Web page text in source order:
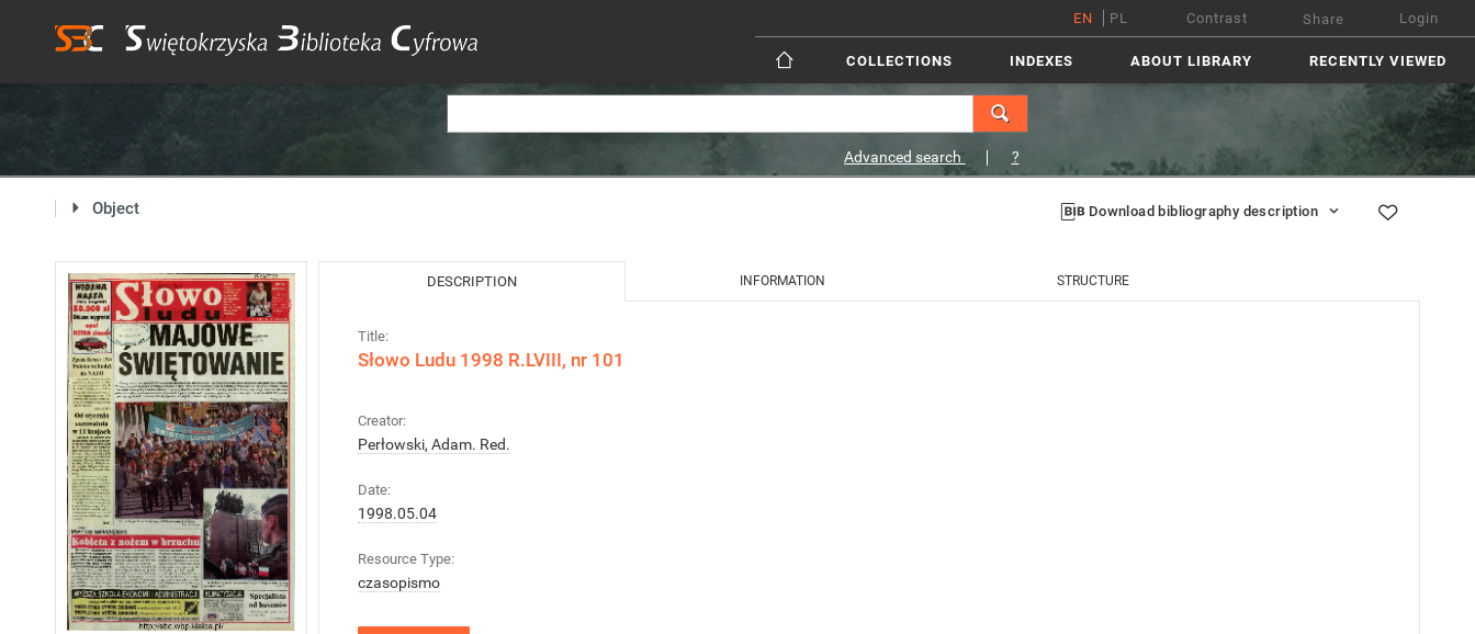
EN PL Contrast Share Login
COLLECTIONS INDEXES ABOUT LIBRARY RECENTLY VIEWED
Advanced search ?
Object Download bibliography description
DESCRIPTION INFORMATION STRUCTURE
Title:
Słowo Ludu 1998 R.LVIII, nr 101
Creator:
Perłowski, Adam. Red.
Date:
1998.05.04
Resource Type:
czasopismo